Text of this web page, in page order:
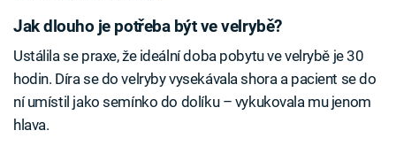
Jak dlouho je potřeba být ve velrybě?
Ustálila se praxe, že ideální doba pobytu ve velrybě je 30
hodin. Díra se do velryby vysekávala shora a pacient se do
ní umístil jako semínko do dolíku – vykukovala mu jenom
hlava.